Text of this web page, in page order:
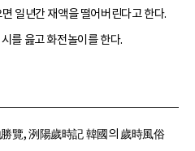
일년간 재액을 떨어버린다고 한다.
를 읊고 화전놀이를 한다.
覽, 洌陽歲時記 韓國의 歲時風俗